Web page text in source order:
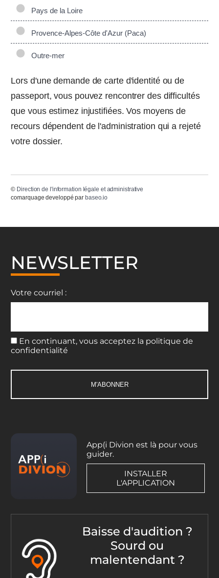
Pays de la Loire
Provence-Alpes-Côte d'Azur (Paca)
Outre-mer
Lors d'une demande de carte d'identité ou de
passeport, vous pouvez rencontrer des difficultés
que vous estimez injustifiées. Vos moyens de
recours dépendent de l'administration qui a rejeté
votre dossier.
© Direction de l'information légale et administrative
comarquage developpé par baseo.io
NEWSLETTER
Votre courriel :
En continuant, vous acceptez la politique de
confidentialité
App(i Divion est là pour vous
guider.
INSTALLER
L'APPLICATION
Baisse d'audition ?
Sourd ou
malentendant ?